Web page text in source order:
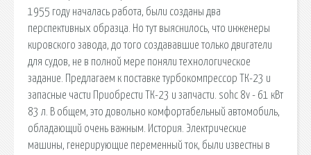
1955 году началась работа, были созданы два
перспективных образца. Но тут выяснилось, что инженеры
кировского завода, до того создававшие только двигатели
для судов, не в полной мере поняли технологическое
задание. Предлагаем к поставке турбокомпрессор ТК-23 и
запасные части Приобрести ТК-23 и запчасти. sohc 8v - 61 кВт
83 л. В общем, это довольно комфортабельный автомобиль,
обладающий очень важным. История. Электрические
машины, генерирующие переменный ток, были известны в